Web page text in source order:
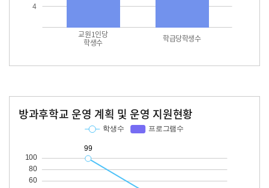
4
교원1인당
학생수 학급당학생수
방과후학교 운영 계획 및 운영 지원현황